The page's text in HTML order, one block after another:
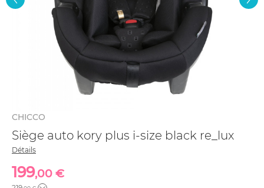
CHICCO
Siège auto kory plus i-size black re_lux
Détails
199,00 €